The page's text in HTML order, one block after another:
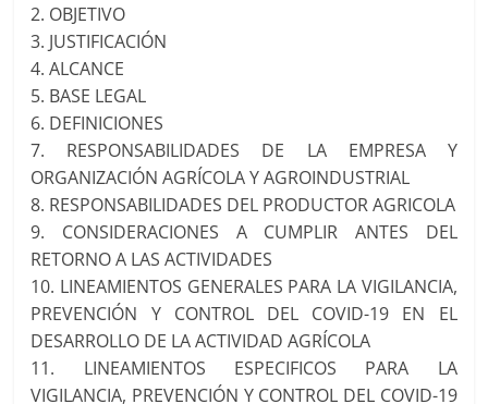
2. OBJETIVO
3. JUSTIFICACIÓN
4. ALCANCE
5. BASE LEGAL
6. DEFINICIONES
7. RESPONSABILIDADES DE LA EMPRESA Y
ORGANIZACIÓN AGRÍCOLA Y AGROINDUSTRIAL
8. RESPONSABILIDADES DEL PRODUCTOR AGRICOLA
9. CONSIDERACIONES A CUMPLIR ANTES DEL
RETORNO A LAS ACTIVIDADES
10. LINEAMIENTOS GENERALES PARA LA VIGILANCIA,
PREVENCIÓN Y CONTROL DEL COVID-19 EN EL
DESARROLLO DE LA ACTIVIDAD AGRÍCOLA
11. LINEAMIENTOS ESPECIFICOS PARA LA
VIGILANCIA, PREVENCIÓN Y CONTROL DEL COVID-19